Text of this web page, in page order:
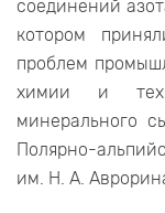
соединений
котором
проблем
химии и
минерального
Полярно-
им. Н. А.